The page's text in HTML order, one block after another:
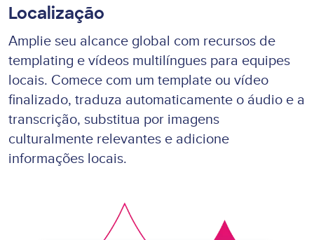
Localização
Amplie seu alcance global com recursos de
templating e vídeos multilíngues para equipes
locais. Comece com um template ou vídeo
finalizado, traduza automaticamente o áudio e a
transcrição, substitua por imagens
culturalmente relevantes e adicione
informações locais.